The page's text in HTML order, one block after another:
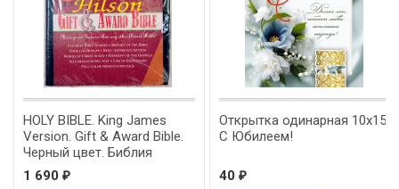
HOLY BIBLE. King James
Version. Gift & Award Bible.
Черный цвет. Библия
Короля Иакова на
английском языке.
1 690 ₽
Открытка одинарная 10x15:
С Юбилеем!
40 ₽